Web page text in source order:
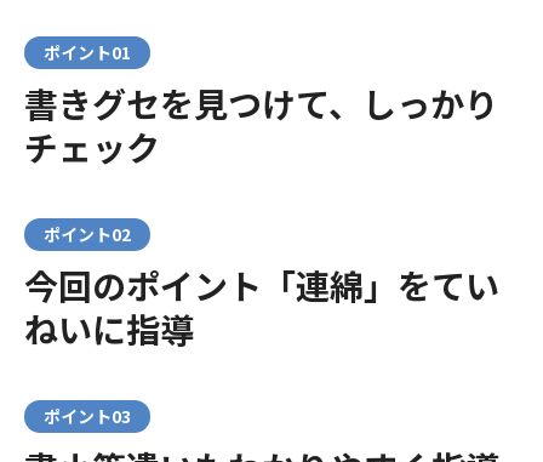
ポイント01
書きグセを見つけて、しっかり
チェック
ポイント02
今回のポイント「連綿」をてい
ねいに指導
ポイント03